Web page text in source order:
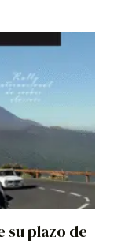
su plazo de